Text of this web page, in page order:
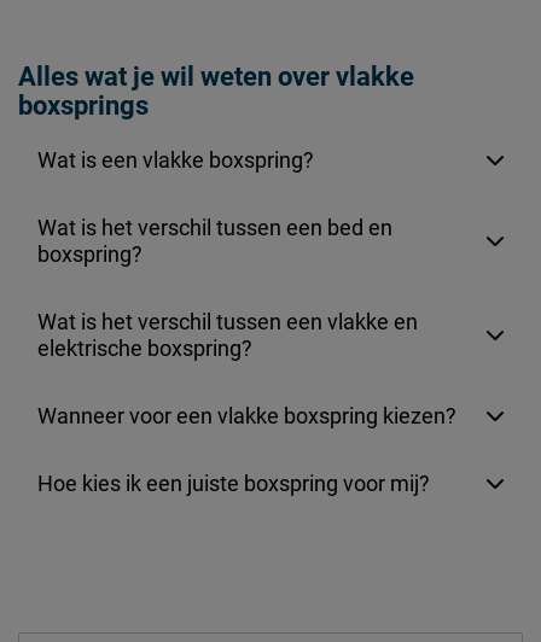
Alles wat je wil weten over vlakke
boxsprings
Wat is een vlakke boxspring?
Wat is het verschil tussen een bed en
boxspring?
Wat is het verschil tussen een vlakke en
elektrische boxspring?
Wanneer voor een vlakke boxspring kiezen?
Hoe kies ik een juiste boxspring voor mij?